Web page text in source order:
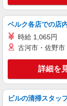
株式会社パソナ・
給
キー
派遣社員
ベルク各店での店
時給 1,065円
古河市・佐野
詳細を
ビルの清掃スタッ